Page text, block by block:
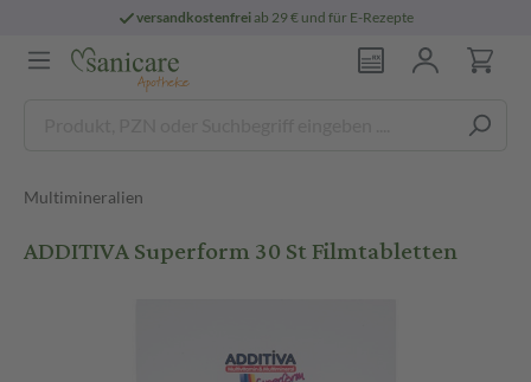
versandkostenfreiab 29 € und für E-Rezepte
Multimineralien
ADDITIVA Superform 30 St Filmtabletten